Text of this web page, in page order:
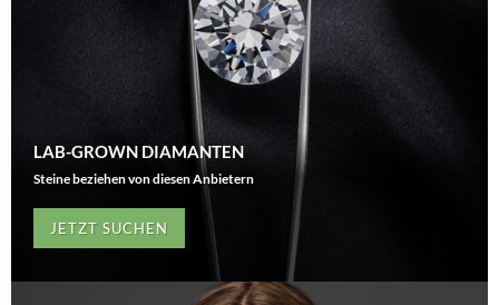
LAB-GROWN DIAMANTEN
Steine beziehen von diesen Anbietern
JETZT SUCHEN